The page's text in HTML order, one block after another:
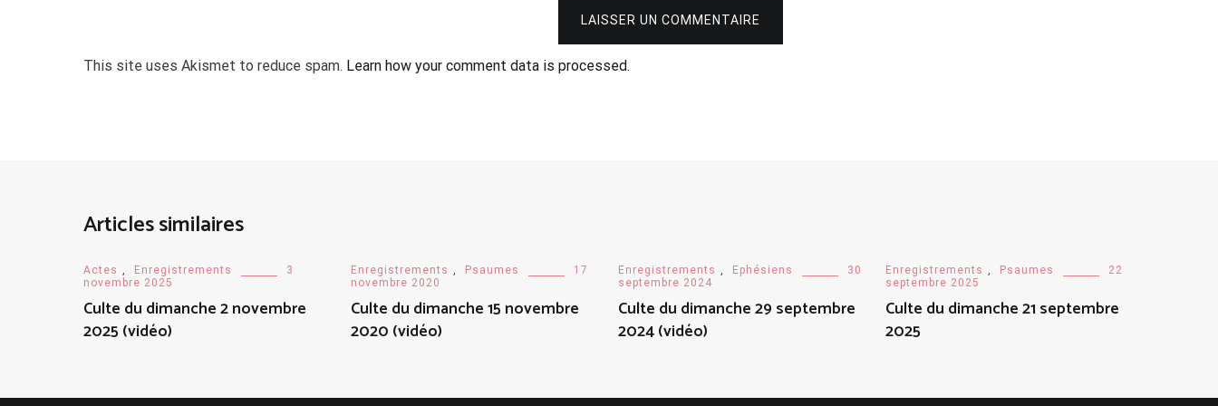
LAISSER UN COMMENTAIRE
This site uses Akismet to reduce spam. Learn how your comment data is processed.
Articles similaires
Actes , Enregistrements
3
novembre 2025
Culte du dimanche 2 novembre
2025 (vidéo)
Enregistrements , Psaumes
17
novembre 2020
Culte du dimanche 15 novembre
2020 (vidéo)
Enregistrements , Ephésiens
30
septembre 2024
Culte du dimanche 29 septembre
2024 (vidéo)
Enregistrements , Psaumes
22
septembre 2025
Culte du dimanche 21 septembre
2025